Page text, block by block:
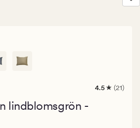
21
4.5 (21)
lindblomsgrön -